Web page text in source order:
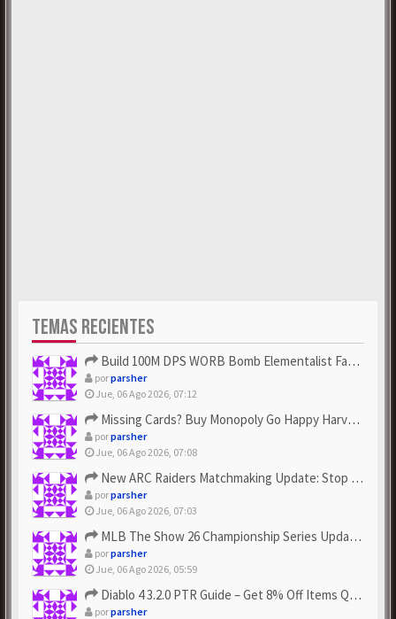
TEMAS RECIENTES
Build 100M DPS WORB Bomb Elementalist Fast - Grab POE Curren...
porparsher
Jue, 06 Ago 2026, 07:12
Missing Cards? Buy Monopoly Go Happy Harvest with Looney Tun...
porparsher
Jue, 06 Ago 2026, 07:08
New ARC Raiders Matchmaking Update: Stop Failed - Grab Bluep...
porparsher
Jue, 06 Ago 2026, 07:03
MLB The Show 26 Championship Series Update! Get Cheap & ...
porparsher
Jue, 06 Ago 2026, 05:59
Diablo 4 3.2.0 PTR Guide – Get 8% Off Items Quickly to Test ...
porparsher